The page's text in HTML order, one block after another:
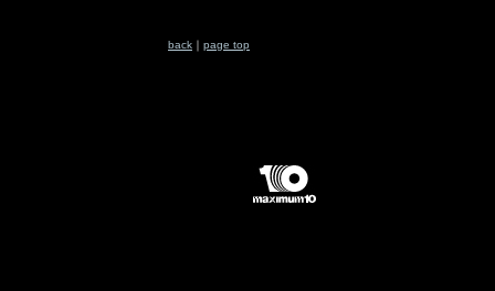
back ｜ page top